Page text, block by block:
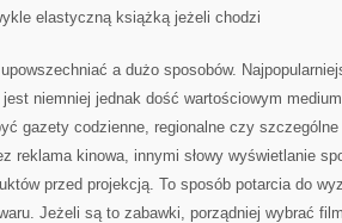
elastyczną książką jeżeli chodzi
a dużo sposobów.
jest niemniej jednak dość wartościowym
gazety codzienne, regionalne czy
reklama kinowa, innymi słowy wyświetlanie
przed projekcją. To sposób potarcia do
Jeżeli są to zabawki, porządniej wybrać